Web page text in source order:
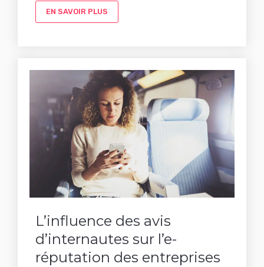
EN SAVOIR PLUS
L’influence des avis
d’internautes sur l’e-
réputation des entreprises